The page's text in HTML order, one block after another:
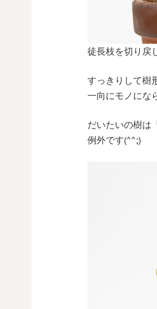
徒長枝を切り戻
すっきりして樹
一向にモノにな
だいたいの樹は
例外です(^^;)